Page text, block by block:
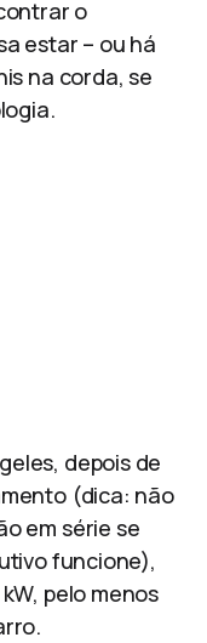
o
estar – ou há
na corda, se
depois de
(dica: não
em série se
funcione),
pelo menos